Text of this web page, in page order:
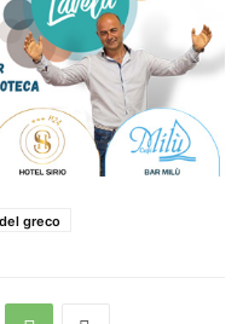
greco